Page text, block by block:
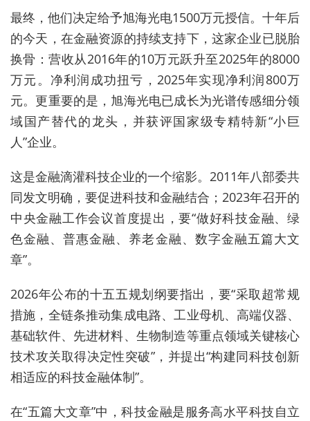
最终，他们决定给予旭海光电1500万元授信。十年后
的今天，在金融资源的持续支持下，这家企业已脱胎
换骨：营收从2016年的10万元跃升至2025年的8000
万元。 净利润成功扭亏，2025年实现净利润800万
元。更重要的是，旭海光电已成长为光谱传感细分领
域国产替代的龙头，并获评国家级专精特新“小巨
人”企业。
这是金融滴灌科技企业的一个缩影。2011年八部委共
同发文明确 ，要促进科技和金融结合；2023年召开的
中央金融工作会议首度提出 ，要“做好科技金融、绿
色金融、普惠金融、养老金融、数字金融五篇大文
章”。
2026年公布的十五五规划纲要指出 ，要“采取超常规
措施，全链条推动集成电路、工业母机、高端仪器、
基础软件、先进材料、生物制造等重点领域关键核心
技术攻关取得决定性突破”，并提出“构建同科技创新
相适应的科技金融体制”。
在“五篇大文章”中，科技金融是服务高水平科技自立